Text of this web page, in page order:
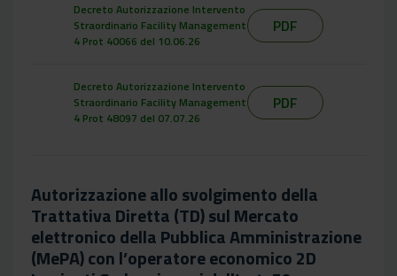
Decreto Autorizzazione Intervento
Straordinario Facility Management
4 Prot 40066 del 10.06.26
PDF
Decreto Autorizzazione Intervento
Straordinario Facility Management
4 Prot 48097 del 07.07.26
PDF
Autorizzazione allo svolgimento della
Trattativa Diretta (TD) sul Mercato
elettronico della Pubblica Amministrazione
(MePA) con l’operatore economico 2D